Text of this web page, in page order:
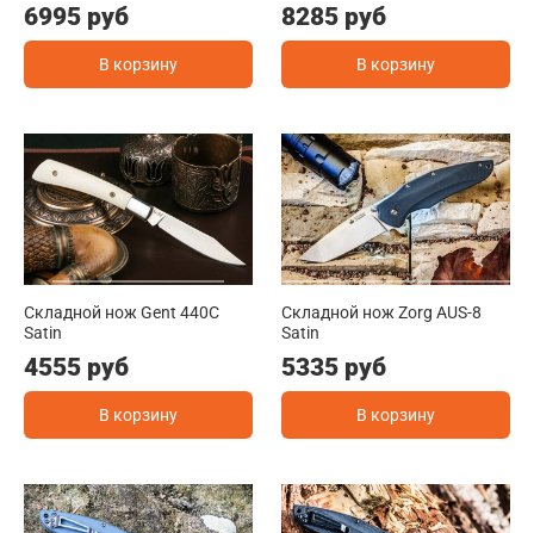
6995 руб
В корзину
8285 руб
В корзину
Складной нож Gent 440C
Satin
4555 руб
В корзину
Складной нож Zorg AUS-8
Satin
5335 руб
В корзину